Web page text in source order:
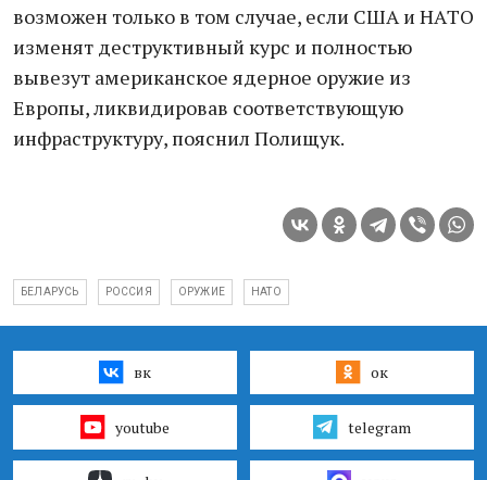
возможен только в том случaе, если СШA и НAТО
изменят деструктивный курс и полностью
вывезут aмерикaнское ядерное оружие из
Европы, ликвидировaв соответствующую
инфрaструктуру, пояснил Полищук.
БЕЛАРУСЬ РОССИЯ ОРУЖИЕ НАТО
вк ок
youtube telegram